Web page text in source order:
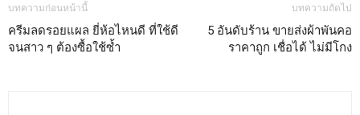
บทความก่อนหน้านี้
ครีมลดรอยแผล ยี่ห้อไหนดี ที่ใช้ดี
จนสาว ๆ ต้องซื้อใช้ซ้ำ
บทความถัดไป
5 อันดับร้าน ขายส่งผ้าพันคอ
ราคาถูก เชื่อได้ ไม่มีโกง